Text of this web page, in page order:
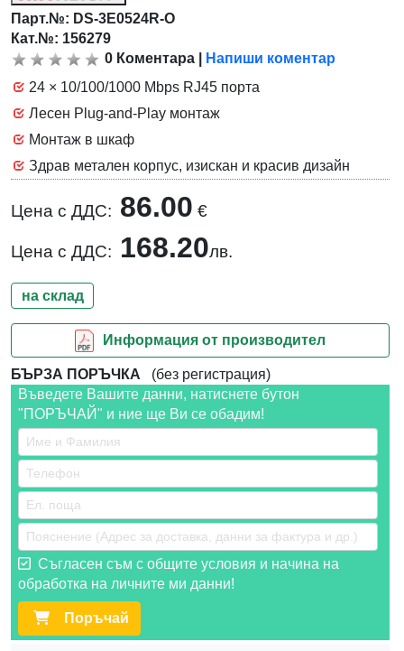
Парт.№: DS-3E0524R-O
Кат.№: 156279
0 Коментара
Напиши коментар
24 × 10/100/1000 Mbps RJ45 порта
Лесен Plug-and-Play монтаж
Монтаж в шкаф
Здрав метален корпус, изискан и красив дизайн
Цена с ДДС: 86.00 €
Цена с ДДС: 168.20лв.
на склад
Информация от производител
БЪРЗА ПОРЪЧКА (без регистрация)
Въведете Вашите данни, натиснете бутон
"ПОРЪЧАЙ" и ние ще Ви се обадим!
Съгласен съм с общите условия и начина на
обработка на личните ми данни!
Поръчай